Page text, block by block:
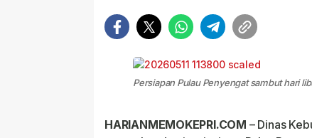
Persiapan Pulau Penyengat sambut hari
HARIANMEMOKEPRI.COM – Dinas